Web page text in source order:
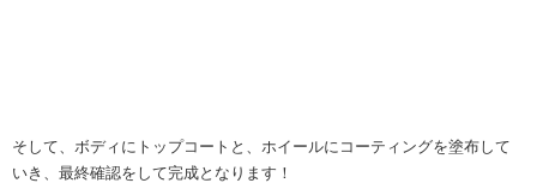
そして、ボディにトップコートと、ホイールにコーティングを塗布して
いき、最終確認をして完成となります！